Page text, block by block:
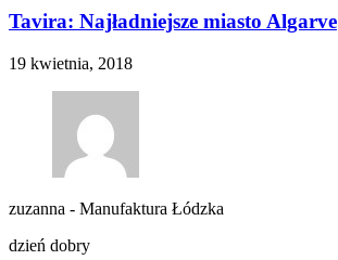
Tavira: Najładniejsze miasto Algarve
19 kwietnia, 2018
zuzanna - Manufaktura Łódzka
dzień dobry